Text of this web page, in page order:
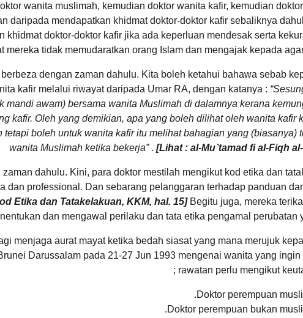
wanita muslimah, kemudian doktor wanita kafir, kemudian
daripada mendapatkan khidmat doktor-doktor kafir sebaliknya
doktor-doktor kafir jika ada keperluan mendesak serta
mereka tidak memudaratkan orang Islam dan mengajak kepada
dengan zaman dahulu. Kita boleh ketahui bahawa sebab
kafir melalui riwayat daripada Umar RA, dengan katanya :
awam) bersama wanita Muslimah di dalamnya kerana
kafir. Oleh yang demikian, apa yang boleh dilihat oleh wanita kafir
boleh untuk wanita kafir itu melihat bahagian yang (biasanya)
wanita Muslimah ketika bekerja”. [Lihat : al-Mu`tamad fi al-Fiqh
dahulu. Kini, para doktor mestilah mengikut kod etika dan
professional. Dan sebarang pelanggaran terhadap panduan
Etika dan Tatakelakuan, KKM, hal. 15]Begitu juga, mereka
dan mengawal perilaku dan tata etika pengamal perubatan
menjaga aurat mayat ketika bedah siasat yang mana merujuk
Darussalam pada 21-27 Jun 1993 mengenai wanita yang ingin
rawatan perlu mengikut
Doktor perempuan
Doktor perempuan bukan